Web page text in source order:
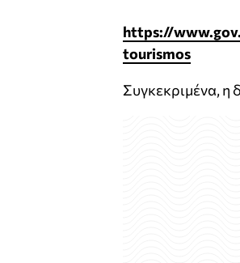
https://
tourismos
Συγκεκριμένα, η